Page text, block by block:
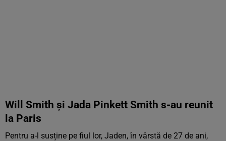
Will Smith și Jada Pinkett Smith s-au reunit
la Paris
Pentru a-l susține pe fiul lor, Jaden, în vârstă de 27 de ani,